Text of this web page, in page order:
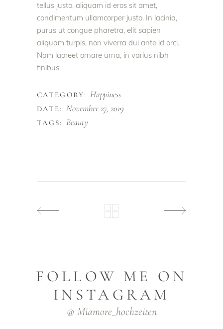
tellus justo, aliquam id eros sit amet,
condimentum ullamcorper justo. In lacinia,
purus ut congue pharetra, elit sapien
aliquam turpis, non viverra dui ante id orci.
Nam laoreet ornare urna, in varius nibh
finibus.
CATEGORY: Happiness
DATE: November 27, 2019
TAGS: Beauty
FOLLOW ME ON
INSTAGRAM
@ Miamore_hochzeiten